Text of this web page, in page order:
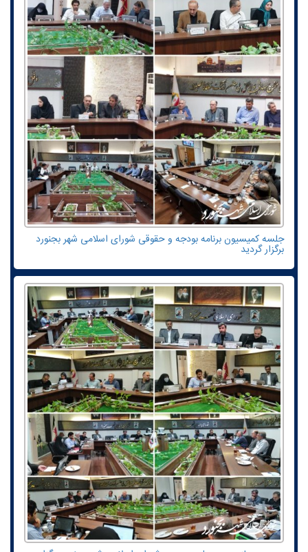
جلسه کمیسیون برنامه بودجه و حقوقی شورای اسلامی شهر بجنورد
برگزار گردید